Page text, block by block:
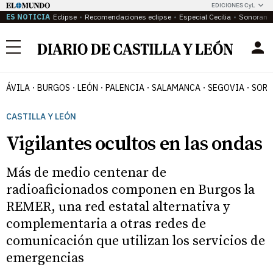
EDICIONES CyL
ES NOTICIA Eclipse Recomendaciones eclipse Especial Cecilia
Menú
ÁVILA BURGOS LEÓN PALENCIA SALAMANCA SEGOVIA
CASTILLA Y LEÓN
Vigilantes ocultos en las ondas
Más de medio centenar de
radioaficionados componen en Burgos la
REMER, una red estatal alternativa y
complementaria a otras redes de
comunicación que utilizan los servicios de
emergencias